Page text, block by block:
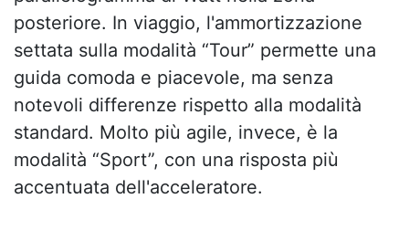
posteriore. In viaggio, l'ammortizzazione
settata sulla modalità “Tour” permette una
guida comoda e piacevole, ma senza
notevoli differenze rispetto alla modalità
standard. Molto più agile, invece, è la
modalità “Sport”, con una risposta più
accentuata dell'acceleratore.